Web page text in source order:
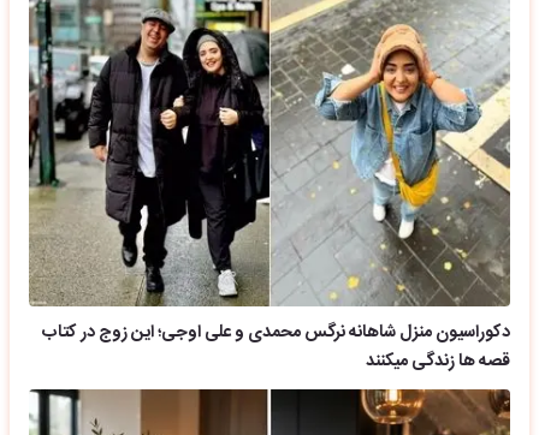
دکوراسیون منزل شاهانه نرگس محمدی و علی اوجی؛ این زوج در کتاب
قصه ها زندگی میکنند